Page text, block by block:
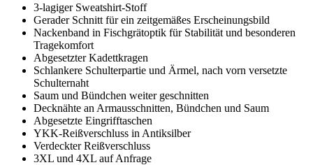
3-lagiger Sweatshirt-Stoff
Gerader Schnitt für ein zeitgemäßes Erscheinungsbild
Nackenband in Fischgrätoptik für Stabilität und besonderen
Tragekomfort
Abgesetzter Kadettkragen
Schlankere Schulterpartie und Ärmel, nach vorn versetzte
Schulternaht
Saum und Bündchen weiter geschnitten
Decknähte an Armausschnitten, Bündchen und Saum
Abgesetzte Eingrifftaschen
YKK-Reißverschluss in Antiksilber
Verdeckter Reißverschluss
3XL und 4XL auf Anfrage